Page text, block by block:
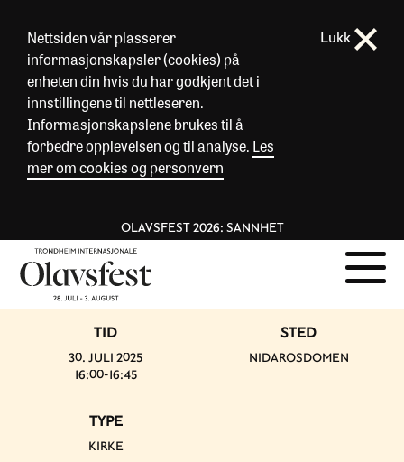
Nettsiden vår plasserer
informasjonskapsler (cookies) på
enheten din hvis du har godkjent det i
innstillingene til nettleseren.
Informasjonskapslene brukes til å
forbedre opplevelsen og til analyse. Les
mer om cookies og personvern
Lukk
OLAVSFEST 2026: SANNHET
TID
30. JULI 2025
16:00-16:45
STED
NIDAROSDOMEN
TYPE
KIRKE